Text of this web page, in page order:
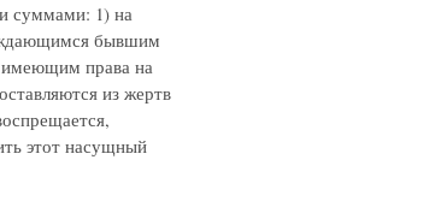
суммами: 1) на
бывшим
права на
из жертв
этот насущный